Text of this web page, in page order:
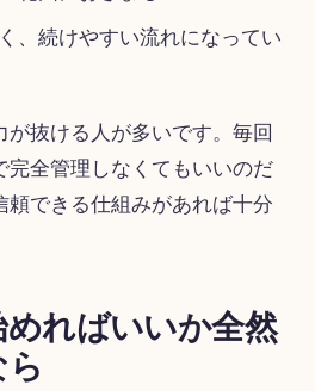
、続けやすい流れになってい
が抜ける人が多いです。毎回
完全管理しなくてもいいのだ
頼できる仕組みがあれば十分
ればいいか全然